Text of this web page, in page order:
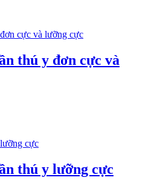
thú y đơn cực và
thú y lưỡng cực